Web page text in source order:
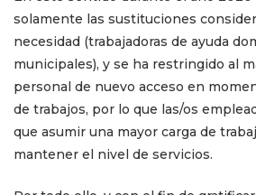
solamente las sustituciones
necesidad (trabajadoras de ayuda
municipales), y se ha restringido al
personal de nuevo acceso en
de trabajos, por lo que las/os
que asumir una mayor carga de
mantener el nivel de servicios.